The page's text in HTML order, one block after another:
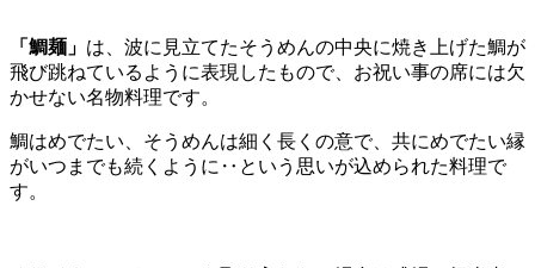
「鯛麺」 は、波に見立てたそうめんの中央に焼き上げた鯛が
飛び跳ねているように表現したもので、お祝い事の席には欠
かせない名物料理です。
鯛はめでたい、そうめんは細く長くの意で、共にめでたい縁
がいつまでも続くように‥という思いが込められた料理で
す。